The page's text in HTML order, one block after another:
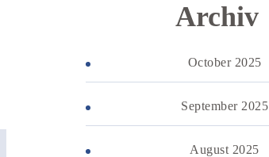
Archiv
October 2025
September 2025
August 2025